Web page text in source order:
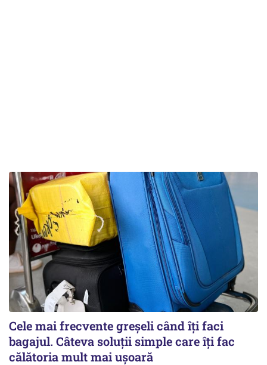
Cele mai frecvente greșeli când îți faci
bagajul. Câteva soluții simple care îți fac
călătoria mult mai ușoară